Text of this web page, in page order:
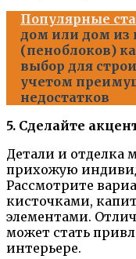
Популярные
дом или дом из
(пеноблоков)
выбор для
учетом
недостатков
5. Сделайте
Детали и отделка
прихожую
Рассмотрите
кисточками,
элементами.
может стать
интерьере.